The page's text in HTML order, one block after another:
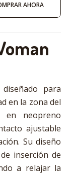
AHORA
para
en la zona del
en neopreno
ajustable
Su diseño
inserción de
a relajar la